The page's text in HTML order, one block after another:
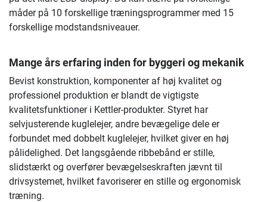
måder på 10 forskellige træningsprogrammer med 15
forskellige modstandsniveauer.
Mange års erfaring inden for byggeri og mekanik
Bevist konstruktion, komponenter af høj kvalitet og
professionel produktion er blandt de vigtigste
kvalitetsfunktioner i Kettler-produkter. Styret har
selvjusterende kuglelejer, andre bevægelige dele er
forbundet med dobbelt kuglelejer, hvilket giver en høj
pålidelighed. Det langsgående ribbebånd er stille,
slidstærkt og overfører bevægelseskraften jævnt til
drivsystemet, hvilket favoriserer en stille og ergonomisk
træning.